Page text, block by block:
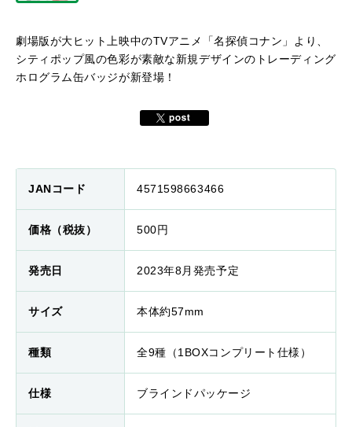
劇場版が大ヒット上映中のTVアニメ「名探偵コナン」より、
シティポップ風の色彩が素敵な新規デザインのトレーディング
ホログラム缶バッジが新登場！
JANコード 4571598663466
価格（税抜） 500円
発売日 2023年8月発売予定
サイズ 本体約57mm
種類 全9種（1BOXコンプリート仕様）
仕様 ブラインドパッケージ